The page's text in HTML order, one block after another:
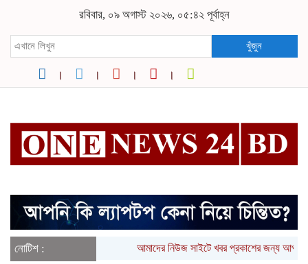
রবিবার, ০৯ অগাস্ট ২০২৬, ০৫:৪২ পূর্বাহ্ন
খুঁজুন
নোটিশ : আমাদের নিউজ সাইটে খবর প্রকাশের জন্য